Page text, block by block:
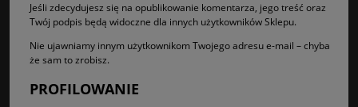
Jeśli zdecydujesz się na opublikowanie komentarza, jego treść oraz
Twój podpis będą widoczne dla innych użytkowników Sklepu.
Nie ujawniamy innym użytkownikom Twojego adresu e-mail – chyba
że sam to zrobisz.
PROFILOWANIE